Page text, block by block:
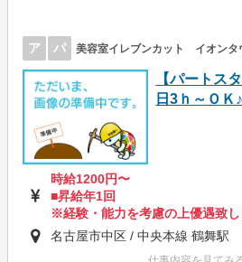
ア パ 美容室イレブンカット イオンタ
【パートス
日3ｈ～ＯＫ
時給1200円〜
■昇給年1回
※経験・能力を考慮の上優遇致
名古屋市中区 / 中央本線 鶴舞駅